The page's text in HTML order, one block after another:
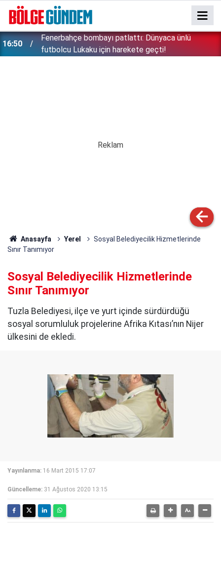
16:50
Fenerbahçe bombayı patlattı: Dünyaca ünlü
futbolcu Lukaku için harekete geçti!
Anasayfa Yerel
Sosyal Belediyecilik Hizmetlerinde
Sınır Tanımıyor
Sosyal Belediyecilik Hizmetlerinde
Sınır Tanımıyor
Tuzla Belediyesi, ilçe ve yurt içinde sürdürdüğü
sosyal sorumluluk projelerine Afrika Kıtası’nın Nijer
ülkesini de ekledi.
Yayınlanma: 16 Mart 2015 17:07
Güncelleme: 31 Ağustos 2020 13:15